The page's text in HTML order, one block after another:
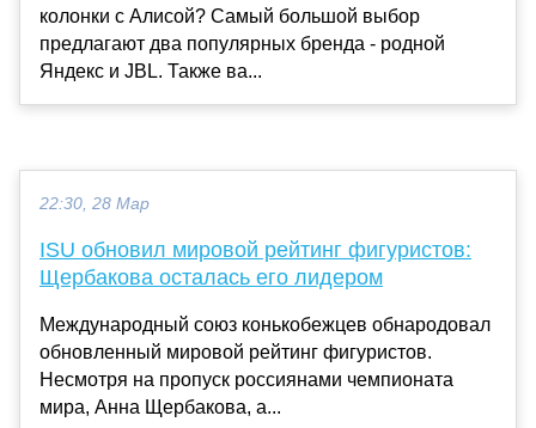
колонки с Алисой? Самый большой выбор
предлагают два популярных бренда - родной
Яндекс и JBL. Также ва...
22:30, 28 Мар
ISU обновил мировой рейтинг фигуристов:
Щербакова осталась его лидером
Международный союз конькобежцев обнародовал
обновленный мировой рейтинг фигуристов.
Несмотря на пропуск россиянами чемпионата
мира, Анна Щербакова, а...